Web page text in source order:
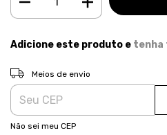
Adicione este produto e
Entregas para o CEP:
Meios de envio
Não sei meu CEP